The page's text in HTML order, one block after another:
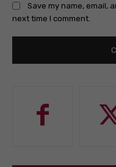
Save my name, email,
next time I comment.